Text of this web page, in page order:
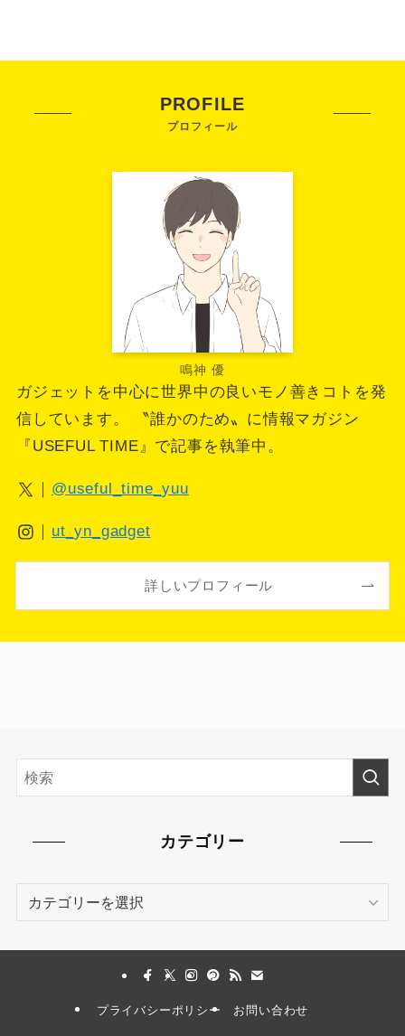
PROFILE
プロフィール
鳴神 優
ガジェットを中心に世界中の良いモノ善きコトを発
信しています。 〝誰かのため〟に情報マガジン
『USEFUL TIME』で記事を執筆中。
@useful_time_yuu
ut_yn_gadget
詳しいプロフィール
カテゴリー
プライバシーポリシー お問い合わせ